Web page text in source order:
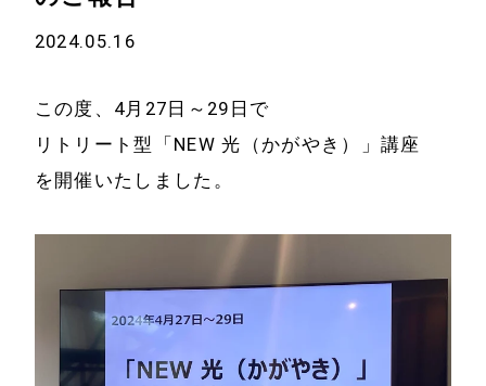
2024.05.16
この度、4月27日～29日で
リトリート型「NEW 光（かがやき）」講座
を開催いたしました。